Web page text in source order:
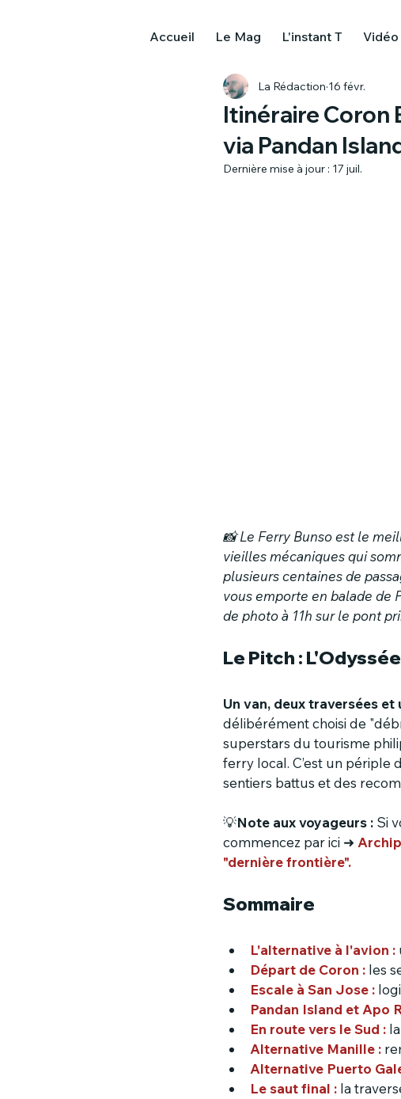
Accueil Le Mag L'instant T Vidéo
Itinéraire Coron
via Pandan
La Rédaction 16 févr.
Dernière mise à jour : 17 juil.
📸 Le Ferry Bunso est le
vieilles mécaniques qui
plusieurs centaines de
vous emporte en balade de
de photo à 11h sur le pont
Le Pitch :
Un van, deux traversées
délibérément choisi de
superstars du tourisme
ferry local. C’est un périple
sentiers battus et des
💡Note aux voyageurs : Si
commencez par ici ➜
"dernière frontière".
Sommaire
L'alternative à l'avion :
Départ de Coron : les
Escale à San Jose :
Pandan Island et Apo
En route vers le Sud :
Alternative Manille :
Alternative Puerto
Le saut final : la